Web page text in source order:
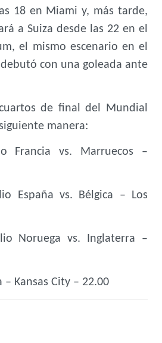
18 en Miami y, más tarde,
a Suiza desde las 22 en el
el mismo escenario en el
con una goleada ante
de final del Mundial
manera:
Francia vs. Marruecos –
España vs. Bélgica – Los
Noruega vs. Inglaterra –
– Kansas City – 22.00